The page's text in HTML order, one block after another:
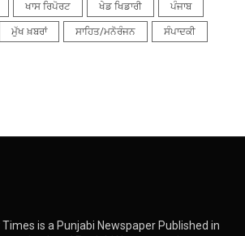
ਖਾਸ ਰਿਪੋਰਟ ਖੇਡ ਖਿਡਾਰੀ ਪੰਜਾਬ
ਮੁੱਖ ਖ਼ਬਰਾਂ ਸਾਹਿਤ/ਮਨੋਰੰਜਨ ਸੰਪਾਦਕੀ
is a Punjabi Newspaper Published in